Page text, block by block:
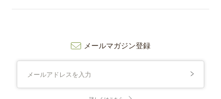
メールマガジン登録